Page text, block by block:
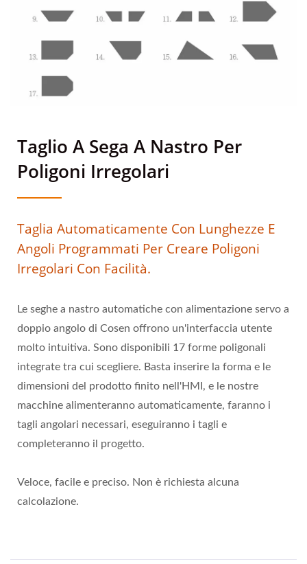
Taglio A Sega A Nastro Per
Poligoni Irregolari
Taglia Automaticamente Con Lunghezze E
Angoli Programmati Per Creare Poligoni
Irregolari Con Facilità.
Le seghe a nastro automatiche con alimentazione servo a
doppio angolo di Cosen offrono un'interfaccia utente
molto intuitiva. Sono disponibili 17 forme poligonali
integrate tra cui scegliere. Basta inserire la forma e le
dimensioni del prodotto finito nell'HMI, e le nostre
macchine alimenteranno automaticamente, faranno i
tagli angolari necessari, eseguiranno i tagli e
completeranno il progetto.
Veloce, facile e preciso. Non è richiesta alcuna
calcolazione.